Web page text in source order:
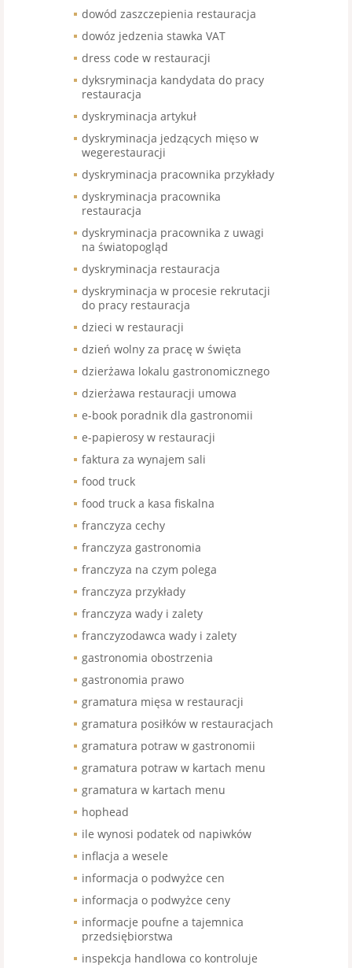
dowód zaszczepienia restauracja
dowóz jedzenia stawka VAT
dress code w restauracji
dyksryminacja kandydata do pracy
restauracja
dyskryminacja artykuł
dyskryminacja jedzących mięso w
wegerestauracji
dyskryminacja pracownika przykłady
dyskryminacja pracownika
restauracja
dyskryminacja pracownika z uwagi
na światopogląd
dyskryminacja restauracja
dyskryminacja w procesie rekrutacji
do pracy restauracja
dzieci w restauracji
dzień wolny za pracę w święta
dzierżawa lokalu gastronomicznego
dzierżawa restauracji umowa
e-book poradnik dla gastronomii
e-papierosy w restauracji
faktura za wynajem sali
food truck
food truck a kasa fiskalna
franczyza cechy
franczyza gastronomia
franczyza na czym polega
franczyza przykłady
franczyza wady i zalety
franczyzodawca wady i zalety
gastronomia obostrzenia
gastronomia prawo
gramatura mięsa w restauracji
gramatura posiłków w restauracjach
gramatura potraw w gastronomii
gramatura potraw w kartach menu
gramatura w kartach menu
hophead
ile wynosi podatek od napiwków
inflacja a wesele
informacja o podwyżce cen
informacja o podwyżce ceny
informacje poufne a tajemnica
przedsiębiorstwa
inspekcja handlowa co kontroluje